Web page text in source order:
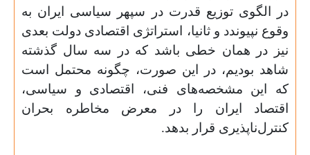
در الگوی توزیع قدرت در سپهر سیاسی ایران به
وقوع نپیوندد و ثانیا، استراتژی اقتصادی دولت بعدی
نیز در همان خطی باشد که در سه سال گذشته
شاهد بودیم، در این صورت، چگونه محتمل است
که این مشخصه‌های فنی، اقتصادی و سیاسی،
اقتصاد ایران را در معرض مخاطره بحران
کنترل‌ناپذیری قرار بدهد.